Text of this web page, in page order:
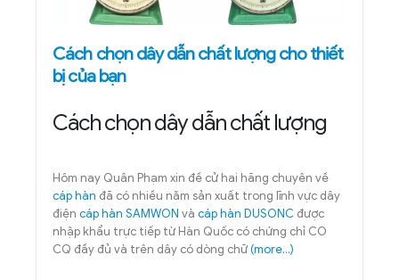
Cách chọn dây dẫn chất lượng cho thiết
bị của bạn
Cách chọn dây dẫn chất lượng
Hôm nay Quân Phạm xin đề cử hai hãng chuyên về
cáp hàn đã có nhiều năm sản xuất trong lĩnh vực dây
điệncáp hàn SAMWON vàcáp hàn DUSONC được
nhập khẩu trực tiếp từ Hàn Quốc có chứng chỉ CO
CQ đầy đủ và trên dây có dòng chữ(more…)